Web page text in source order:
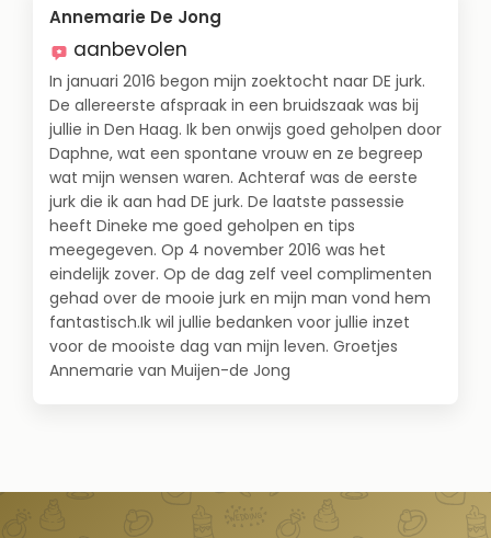
Annemarie De Jong
aanbevolen
In januari 2016 begon mijn zoektocht naar DE jurk.
De allereerste afspraak in een bruidszaak was bij
jullie in Den Haag. Ik ben onwijs goed geholpen door
Daphne, wat een spontane vrouw en ze begreep
wat mijn wensen waren. Achteraf was de eerste
jurk die ik aan had DE jurk. De laatste passessie
heeft Dineke me goed geholpen en tips
meegegeven. Op 4 november 2016 was het
eindelijk zover. Op de dag zelf veel complimenten
gehad over de mooie jurk en mijn man vond hem
fantastisch.Ik wil jullie bedanken voor jullie inzet
voor de mooiste dag van mijn leven. Groetjes
Annemarie van Muijen-de Jong